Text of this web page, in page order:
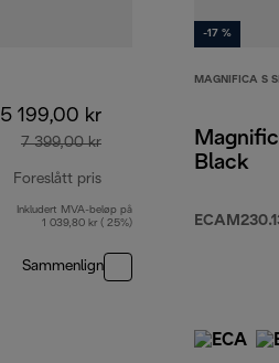
5 199,00 kr
7 399,00 kr
Foreslått pris
opprinnelig pris 7
Inkludert MVA-beløp på
1 039,80 kr ( 25%)
Sammenlign
-17 %
MAGNIFICA S
Black